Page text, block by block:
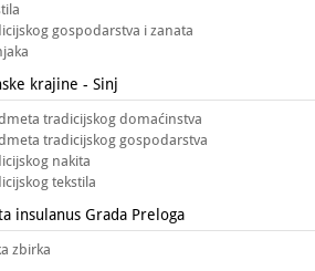
gospodarstva i zanata
krajine - Sinj
tradicijskog domaćinstva
tradicijskog gospodarstva
nakita
tekstila
insulanus Grada Preloga
zbirka